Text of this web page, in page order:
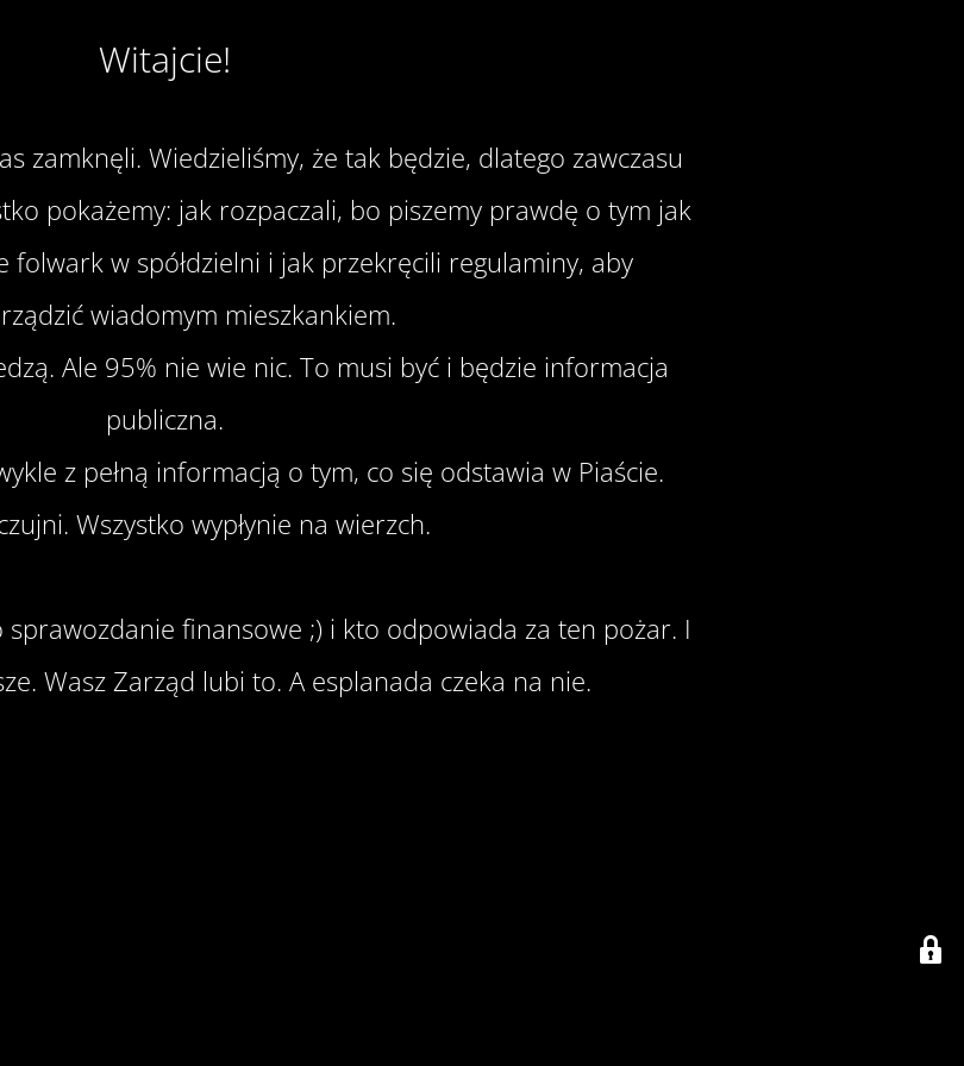
Witajcie!
zamknęli. Wiedzieliśmy, że tak będzie, dlatego zawczasu
pokażemy: jak rozpaczali, bo piszemy prawdę o tym jak
folwark w spółdzielni i jak przekręcili regulaminy, aby
wiadomym mieszkankiem.
Ale 95% nie wie nic. To musi być i będzie informacja
publiczna.
z pełną informacją o tym, co się odstawia w Piaście.
Wszystko wypłynie na wierzch.
sprawozdanie finansowe ;) i kto odpowiada za ten pożar. I
Wasz Zarząd lubi to. A esplanada czeka na nie.